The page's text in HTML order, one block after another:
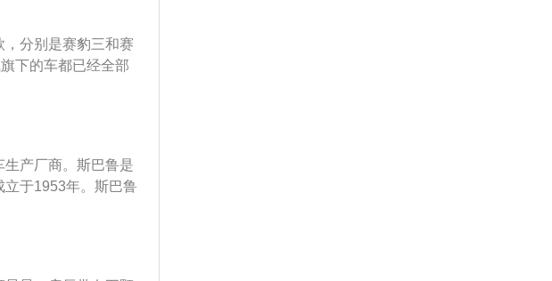
每分钟。这款发动机
动机匹配的是5速
最大扭矩，这款发
转每分钟。这款发动
发动机匹配的是cvt
轮上移动的。t70
悬架。
分别是赛豹三和赛
下的车都已经全部
星的车标，只有哈
或4挡自动两种变
导价：9.60万元，
，不建议购买。一是
期的维修保养是个大
产厂商。斯巴鲁是
立于1953年。斯巴鲁
巴鲁的车迷的，喜
，这种发动机在全
解成夹角为180度